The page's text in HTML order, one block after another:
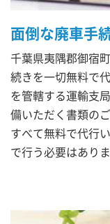
面倒な廃車手
千葉県夷隅郡御宿
続きを一切無料で
を管轄する運輸支
備いただく書類の
すべて無料で代行
で行う必要はありま